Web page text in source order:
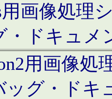
用画像処理
・ドキュメ
用画像
ッグ・ドキ